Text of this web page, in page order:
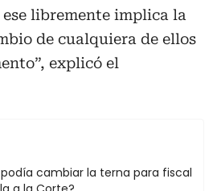
ese libremente implica la
de cualquiera de ellos
explicó el
cambiar la terna para fiscal